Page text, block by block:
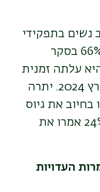
נשים בתפקידי
לחימה הייתה יחסית גבוהה - 66% בסקר
היא עלתה זמנית
ל-69%, ואז ירדה ל-50%, עד מרץ 2024. יתרה
ראו בחיוב את גיוס
בניהם לתפקידים קרביים, רק 24% אמרו את
העדויות